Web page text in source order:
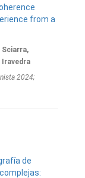
from a
Sciarra,
Iravedra
2024;
de